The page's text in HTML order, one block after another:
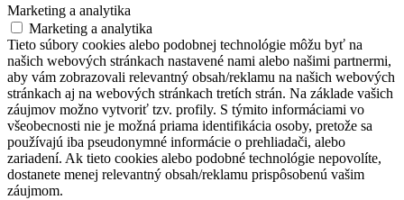
Marketing a analytika
Marketing a analytika
Tieto súbory cookies alebo podobnej technológie môžu byť na
našich webových stránkach nastavené nami alebo našimi partnermi,
aby vám zobrazovali relevantný obsah/reklamu na našich webových
stránkach aj na webových stránkach tretích strán. Na základe vašich
záujmov možno vytvoriť tzv. profily. S týmito informáciami vo
všeobecnosti nie je možná priama identifikácia osoby, pretože sa
používajú iba pseudonymné informácie o prehliadači, alebo
zariadení. Ak tieto cookies alebo podobné technológie nepovolíte,
dostanete menej relevantný obsah/reklamu prispôsobenú vašim
záujmom.